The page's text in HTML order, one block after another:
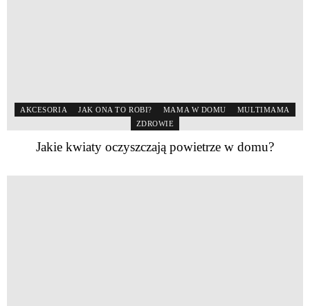
AKCESORIA JAK ONA TO ROBI? MAMA W DOMU
MULTIMAMA
ZDROWIE
Jakie kwiaty oczyszczają powietrze w domu?